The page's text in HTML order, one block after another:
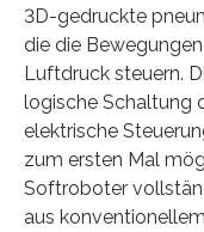
3D-gedruckte
die die
Luftdruck steuern.
logische Schaltung
elektrische
zum ersten Mal
Softroboter
aus